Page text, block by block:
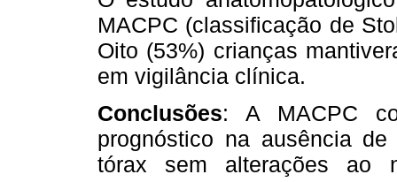
MACPC (classificação de
Oito (53%) crianças
em vigilância clínica.
Conclusões: A MACPC
prognóstico na ausência
tórax sem alterações ao